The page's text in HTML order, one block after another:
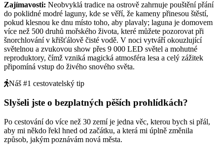
Zajímavosti: Neobvyklá tradice na ostrově zahrnuje pouštění přání
do poklidné modré laguny, kde se věří, že kameny přinesou štěstí,
pokud klesnou ke dnu místo toho, aby plavaly; laguna je domovem
více než 500 druhů mořského života, které můžete pozorovat při
šnorchlování v křišťálově čisté vodě. V noci vytváří okouzlující
světelnou a zvukovou show přes 9 000 LED světel a mohutné
reproduktory, čímž vzniká magická atmosféra lesa a celý zážitek
připomíná vstup do živého snového světa.
Náš #1 cestovatelský tip
Slyšeli jste o bezplatných pěších prohlídkách?
Po cestování do více než 30 zemí je jedna věc, kterou bych si přál,
aby mi někdo řekl hned od začátku, a která mi úplně změnila
způsob, jakým poznávám nová města.